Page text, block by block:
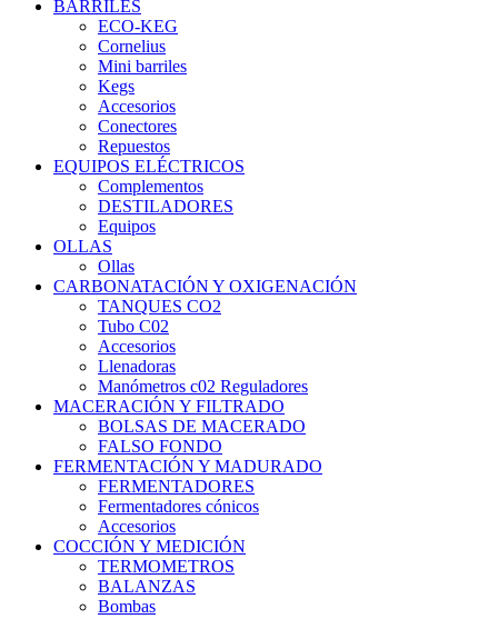
BARRILES
ECO-KEG
Cornelius
Mini barriles
Kegs
Accesorios
Conectores
Repuestos
EQUIPOS ELÉCTRICOS
Complementos
DESTILADORES
Equipos
OLLAS
Ollas
CARBONATACIÓN Y OXIGENACIÓN
TANQUES CO2
Tubo C02
Accesorios
Llenadoras
Manómetros c02 Reguladores
MACERACIÓN Y FILTRADO
BOLSAS DE MACERADO
FALSO FONDO
FERMENTACIÓN Y MADURADO
FERMENTADORES
Fermentadores cónicos
Accesorios
COCCIÓN Y MEDICIÓN
TERMOMETROS
BALANZAS
Bombas